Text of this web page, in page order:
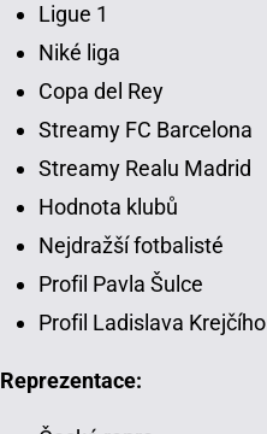
Ligue 1
Niké liga
Copa del Rey
Streamy FC Barcelona
Streamy Realu Madrid
Hodnota klubů
Nejdražší fotbalisté
Profil Pavla Šulce
Profil Ladislava Krejčího
Reprezentace: